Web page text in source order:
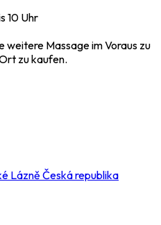
10 Uhr
weitere Massage im Voraus zu
zu kaufen.
Lázně Česká republika